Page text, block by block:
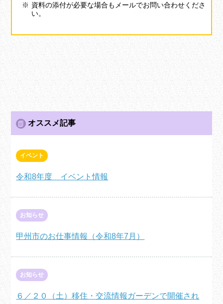
資料の添付が必要な場合もメールでお問い合わせくださ
い。
オススメ記事
イベント
令和8年度 イベント情報
お知らせ
甲州市のお仕事情報（令和8年7月）
お知らせ
６／２０（土）移住・交流情報ガーデンで開催され